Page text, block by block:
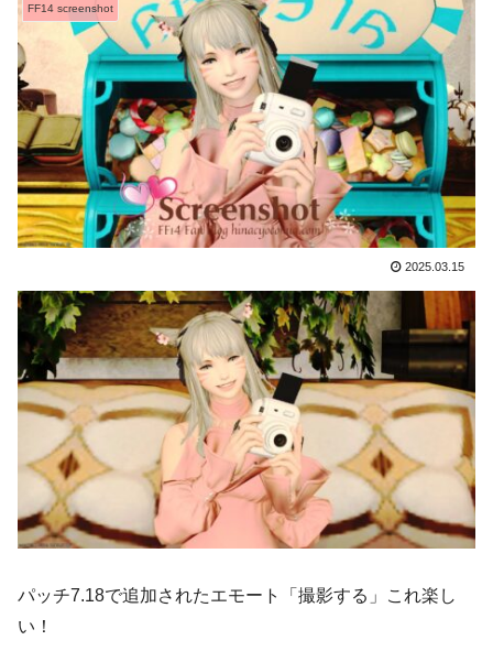
FF14 screenshot
2025.03.15
パッチ7.18で追加されたエモート「撮影する」これ楽し
い！